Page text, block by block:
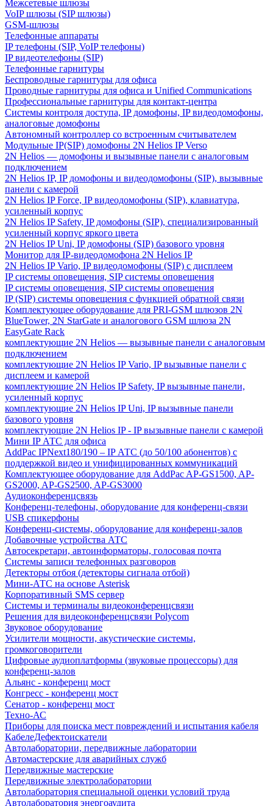
Межсетевые шлюзы
VoIP шлюзы (SIP шлюзы)
GSM-шлюзы
Телефонные аппараты
IP телефоны (SIP, VoIP телефоны)
IP видеотелефоны (SIP)
Телефонные гарнитуры
Беспроводные гарнитуры для офиса
Проводные гарнитуры для офиса и Unified Communications
Профессиональные гарнитуры для контакт-центра
Системы контроля доступа, IP домофоны, IP видеодомофоны,
аналоговые домофоны
Автономный контроллер со встроенным считывателем
Модульные IP(SIP) домофоны 2N Helios IP Verso
2N Helios — домофоны и вызывные панели с аналоговым
подключением
2N Helios IP, IP домофоны и видеодомофоны (SIP), вызывные
панели с камерой
2N Helios IP Force, IP видеодомофоны (SIP), клавиатура,
усиленный корпус
2N Helios IP Safety, IP домофоны (SIP), специализированный
усиленный корпус яркого цвета
2N Helios IP Uni, IP домофоны (SIP) базового уровня
Монитор для IP-видеодомофона 2N Helios IP
2N Helios IP Vario, IP видеодомофоны (SIP) с дисплеем
IP системы оповещения, SIP системы оповещения
IP системы оповещения, SIP системы оповещения
IP (SIP) системы оповещения с функцией обратной связи
Комплектующее оборудование для PRI-GSM шлюзов 2N
BlueTower, 2N StarGate и аналогового GSM шлюза 2N
EasyGate Rack
комплектующие 2N Helios — вызывные панели с аналоговым
подключением
комплектующие 2N Helios IP Vario, IP вызывные панели с
дисплеем и камерой
комплектующие 2N Helios IP Safety, IP вызывные панели,
усиленный корпус
комплектующие 2N Helios IP Uni, IP вызывные панели
базового уровня
комплектующие 2N Helios IP - IP вызывные панели с камерой
Мини IP АТС для офиса
AddPac IPNext180/190 – IP АТС (до 50/100 абонентов) с
поддержкой видео и унифицированных коммуникаций
Комплектующее оборудование для AddPac AP-GS1500, AP-
GS2000, AP-GS2500, AP-GS3000
Аудиоконференцсвязь
Конференц-телефоны, оборудование для конференц-связи
USB спикерфоны
Конференц-системы, оборудование для конференц-залов
Добавочные устройства АТС
Автосекретари, автоинформаторы, голосовая почта
Системы записи телефонных разговоров
Детекторы отбоя (детекторы сигнала отбой)
Мини-АТС на основе Asterisk
Корпоративный SMS сервер
Системы и терминалы видеоконференцсвязи
Решения для видеоконференцсвязи Polycom
Звуковое оборудование
Усилители мощности, акустические системы,
громкоговорители
Цифровые аудиоплатформы (звуковые процессоры) для
конференц-залов
Альянс - конференц мост
Конгресс - конференц мост
Сенатор - конференц мост
Техно-АС
Приборы для поиска мест повреждений и испытания кабеля
КабелеДефектоискатели
Автолаборатории, передвижные лаборатории
Автомастерские для аварийных служб
Передвижные мастерские
Передвижные электролаборатории
Автолаборатория специальной оценки условий труда
Автолаборатория энергоаудита